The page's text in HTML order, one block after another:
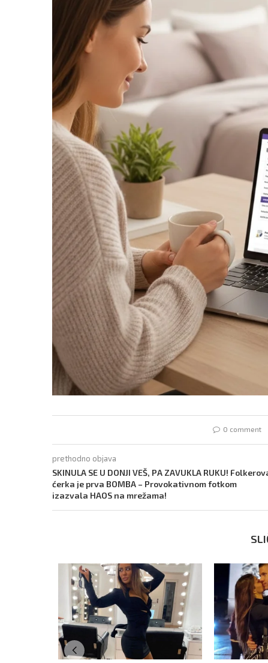
0 comment
prethodno objava
SKINULA SE U DONJI VEŠ, PA ZAVUKLA RUKU!
ćerka je prva BOMBA – Provokativnom fotkom
izazvala HAOS na mrežama!